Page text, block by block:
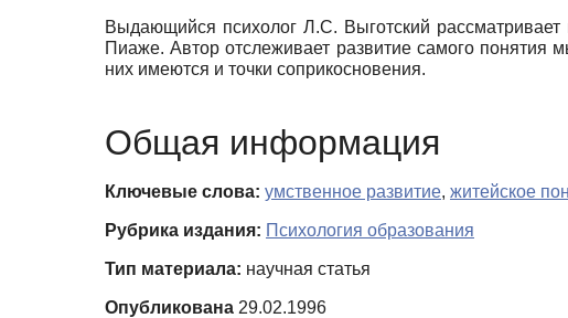
Выдающийся психолог Л.С. Выготский
Пиаже. Автор отслеживает развитие самого понятия
них имеются и точки соприкосновения.
Общая информация
Ключевые слова: умственное развитие, житейское
Рубрика издания: Психология образования
Тип материала: научная статья
Опубликована 29.02.1996